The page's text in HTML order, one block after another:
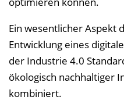
Ein wesentlicher Aspekt
Entwicklung eines
der Industrie 4.0
ökologisch nachhaltiger
kombiniert.